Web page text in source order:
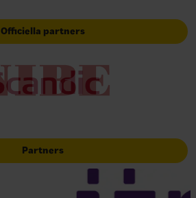
Officiella partners
Partners